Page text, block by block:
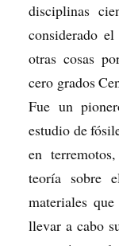
disciplinas
considerado
otras cosas
cero grados
Fue un
estudio de
en
teoría sobre
materiales
llevar a cabo